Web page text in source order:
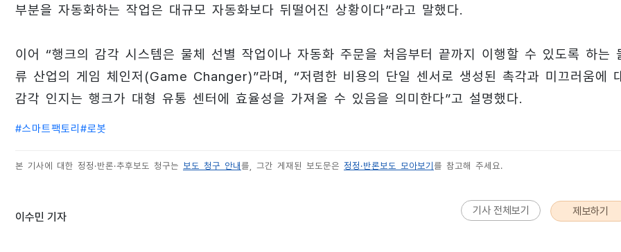
부분을 자동화하는 작업은 대규모 자동화보다 뒤떨어진 상황이다”라고 말했다.
이어 “행크의 감각 시스템은 물체 선별 작업이나 자동화 주문을 처음부터 끝까지 이행할 수 있도록 하는
류 산업의 게임 체인저(Game Changer)”라며, “저렴한 비용의 단일 센서로 생성된 촉각과 미끄러움에
감각 인지는 행크가 대형 유통 센터에 효율성을 가져올 수 있음을 의미한다”고 설명했다.
#스마트팩토리 #로봇
본 기사에 대한 정정·반론·추후보도 청구는 보도 청구 안내를, 그간 게재된 보도문은 정정·반론보도 모아보기를 참고해 주세요.
이수민 기자 기사 전체보기 제보하기